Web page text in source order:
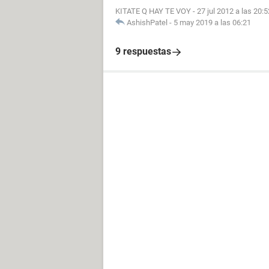
KITATE Q HAY TE VOY - 27 jul 2012 a las
AshishPatel - 5 may 2019 a las 06:21
9 respuestas